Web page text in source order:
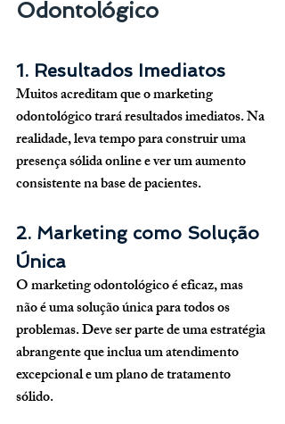
Odontológico
1. Resultados Imediatos
Muitos acreditam que o marketing
odontológico trará resultados imediatos. Na
realidade, leva tempo para construir uma
presença sólida online e ver um aumento
consistente na base de pacientes.
2. Marketing como Solução
Única
O marketing odontológico é eficaz, mas
não é uma solução única para todos os
problemas. Deve ser parte de uma estratégia
abrangente que inclua um atendimento
excepcional e um plano de tratamento
sólido.